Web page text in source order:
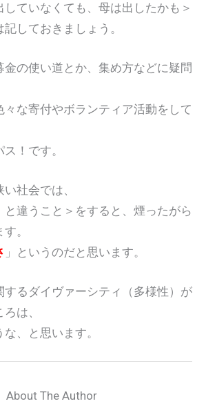
していなくても、母は出したかも＞
しておきましょう。
金の使い道とか、集め方などに疑問
々な寄付やボランティア活動をして
！です。
社会では、
と違うこと＞をすると、煙ったがら
。
」というのだと思います。
するダイヴァーシティ（多様性）が
は、
、と思います。
About The Author